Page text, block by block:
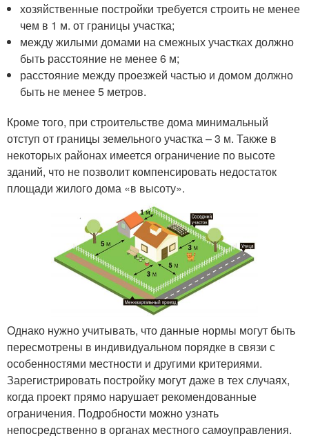
хозяйственные постройки требуется строить не менее
чем в 1 м. от границы участка;
между жилыми домами на смежных участках должно
быть расстояние не менее 6 м;
расстояние между проезжей частью и домом должно
быть не менее 5 метров.
Кроме того, при строительстве дома минимальный
отступ от границы земельного участка – 3 м. Также в
некоторых районах имеется ограничение по высоте
зданий, что не позволит компенсировать недостаток
площади жилого дома «в высоту».
Однако нужно учитывать, что данные нормы могут быть
пересмотрены в индивидуальном порядке в связи с
особенностями местности и другими критериями.
Зарегистрировать постройку могут даже в тех случаях,
когда проект прямо нарушает рекомендованные
ограничения. Подробности можно узнать
непосредственно в органах местного самоуправления.